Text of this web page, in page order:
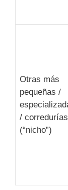
Otras más
pequeñas /
/ corredurías
(“nicho”)